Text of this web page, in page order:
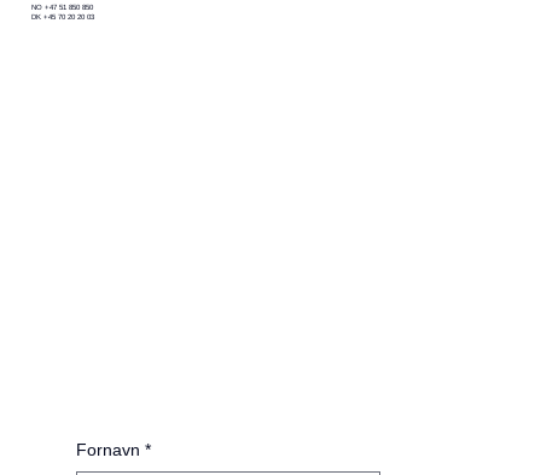
Fornavn *
NO +47 51 850 850
DK +45 70 20 20 03